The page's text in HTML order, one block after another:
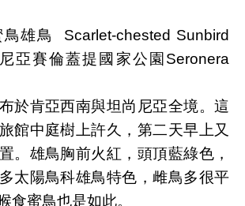
雄鳥 Scarlet-chested Sunbird
亞賽倫蓋提國家公園Seronera
於肯亞西南與坦尚尼亞全境。這
館中庭樹上許久，第二天早上又
。雄鳥胸前火紅，頭頂藍綠色，
太陽鳥科雄鳥特色，雌鳥多很平
食蜜鳥也是如此。